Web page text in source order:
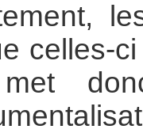
celles-